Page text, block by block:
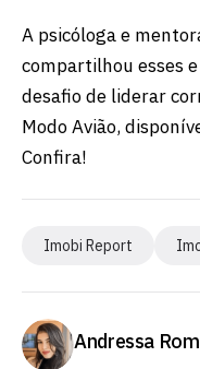
A psicóloga e
compartilhou esses
desafio de liderar
Modo Avião,
Confira!
Imobi Report
Andressa